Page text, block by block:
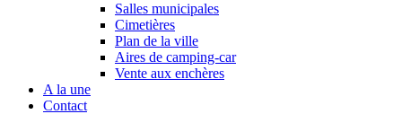
Salles municipales
Cimetières
Plan de la ville
Aires de camping-car
Vente aux enchères
A la une
Contact